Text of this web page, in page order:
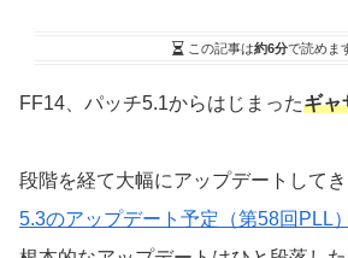
この記事は約6分で読めま
FF14、パッチ5.1からはじまったギャ
段階を経て大幅にアップデートしてき
5.3のアップデート予定（第58回PLL）